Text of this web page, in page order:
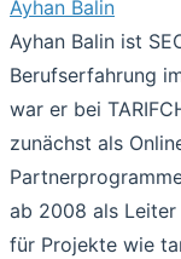
Ayhan Balin
Ayhan Balin ist
Berufserfahrung
war er bei
zunächst als
ab 2008 als
für Projekte wie